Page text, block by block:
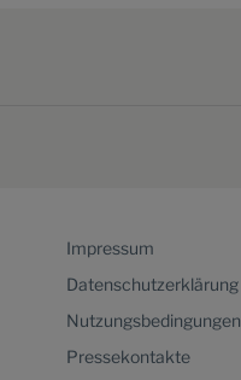
Impressum
Datenschutzerklärung
Nutzungsbedingungen
Pressekontakte